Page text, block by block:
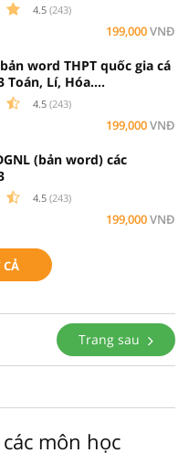
4.5 (243)
199,000VNĐ
word THPT quốc gia cá
Toán, Lí, Hóa....
4.5 (243)
199,000VNĐ
(bản word) các
4.5 (243)
199,000VNĐ
CẢ
Trang sau
môn học